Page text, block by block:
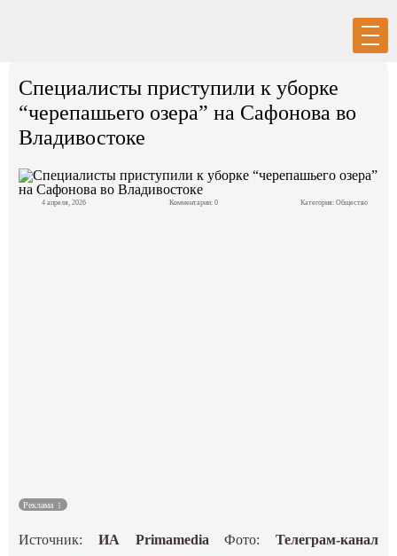
Регистрация
Политика
Специалисты приступили к уборке
“черепашьего озера” на Сафонова во
Владивостоке
4 апреля, 2026 Комментарии: 0 Категория: Общество
Реклама
Источник: ИА PrimamediaФото: Телеграм-канал